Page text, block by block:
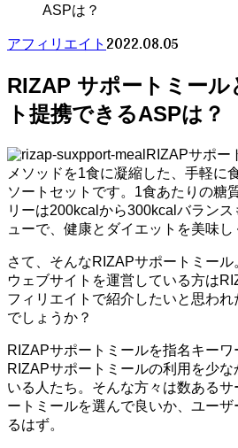
ASPは？
アフィリエイト 2022.08.05
RIZAP サポートミール
ト提携できるASPは？
RIZAPサポー
メソッドを1食に凝縮した、手軽に
ソートセットです。1食あたりの糖
リーは200kcalから300kcalバラン
ューで、健康とダイエットを美味し
さて、そんなRIZAPサポートミー
ウェブサイトを運営している方は
フィリエイトで紹介したいと思わ
でしょうか？
RIZAPサポートミールを指名キー
RIZAPサポートミールの利用を少
いる人たち。そんな方々は数ある
ートミールを選んで良いか、ユー
るはず。